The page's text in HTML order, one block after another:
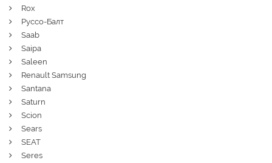
Rox
Руссо-Балт
Saab
Saipa
Saleen
Renault Samsung
Santana
Saturn
Scion
Sears
SEAT
Seres